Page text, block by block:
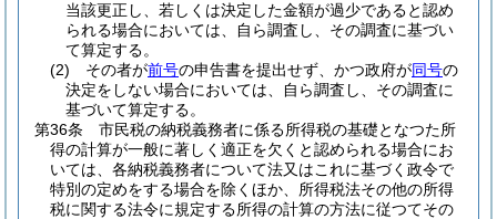
当該更正し、若しくは決定した金額が過少であると認め
られる場合においては、自ら調査し、その調査に基づい
て算定する。
(2)
その者が前号の申告書を提出せず、かつ政府が同号の
決定をしない場合においては、自ら調査し、その調査に
基づいて算定する。
第36条
市民税の納税義務者に係る所得税の基礎となつた所
得の計算が一般に著しく適正を欠くと認められる場合にお
いては、各納税義務者について法又はこれに基づく政令で
特別の定めをする場合を除くほか、所得税法その他の所得
税に関する法令に規定する所得の計算の方法に従つてその